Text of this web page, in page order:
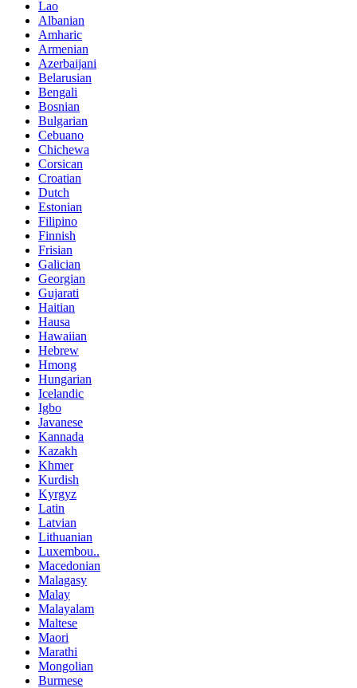
Lao
Albanian
Amharic
Armenian
Azerbaijani
Belarusian
Bengali
Bosnian
Bulgarian
Cebuano
Chichewa
Corsican
Croatian
Dutch
Estonian
Filipino
Finnish
Frisian
Galician
Georgian
Gujarati
Haitian
Hausa
Hawaiian
Hebrew
Hmong
Hungarian
Icelandic
Igbo
Javanese
Kannada
Kazakh
Khmer
Kurdish
Kyrgyz
Latin
Latvian
Lithuanian
Luxembou..
Macedonian
Malagasy
Malay
Malayalam
Maltese
Maori
Marathi
Mongolian
Burmese